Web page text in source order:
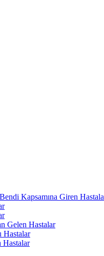
Kapsamına Giren
Gelen Hastalar
Hastalar
Hastalar